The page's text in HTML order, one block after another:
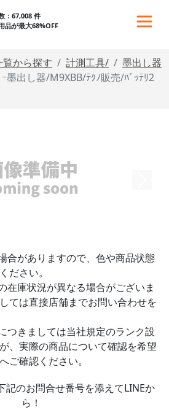
：67,008 件
品が最大68%OFF
覧から探す 計測工具/
墨出し器
墨出し器/M9XBB/ﾃｸﾉ販売/ﾊﾞｯﾃﾘ2
合がありますので、色や商品状態
ださい。
在庫状況が異なる場合がございま
ては直接店舗までお問い合わせを
つきましては当社規定のランク設
、実際の商品について確認を希望
ご確認ください。
記のお問合せ番号を添えてLINEか
ら！